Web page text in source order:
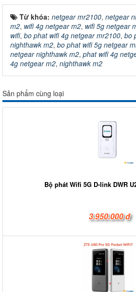
Từ khóa: netgear mr2100, netgear
m2, wifi 4g netgear m2, wifi 5g netgear
wifi, bo phat wifi 4g netgear mr2100, bo
nighthawk m2, bo phat wifi 5g netgear
netgear nighthawk m2, phat wifi 4g
4g netgear m2, nighthawk m2
Sản phẩm cùng loại
Bộ phát Wifi 5G D-link DWR
3.950.000 đ